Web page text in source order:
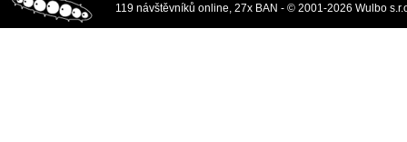
119 návštěvníků online, 27x BAN - © 2001-2026 Wulbo